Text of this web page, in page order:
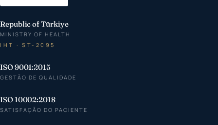
Republic of Türkiye
MINISTRY OF HEALTH
IHT · ST-2095
ISO 9001:2015
GESTÃO DE QUALIDADE
ISO 10002:2018
SATISFAÇÃO DO PACIENTE